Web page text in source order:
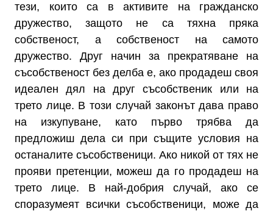
тези, които са в активите на гражданско
дружество, защото не са тяхна пряка
собственост, а собственост на самото
дружество. Друг начин за прекратяване на
съсобственост без делба е, ако продадеш своя
идеален дял на друг съсобственик или на
трето лице. В този случай законът дава право
на изкупуване, като първо трябва да
предложиш дела си при същите условия на
останалите съсобственици. Ако никой от тях не
прояви претенции, можеш да го продадеш на
трето лице. В най-добрия случай, ако се
споразумеят всички съсобственици, може да